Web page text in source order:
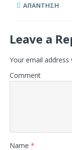
ΑΠΆΝΤΗΣΗ
Leave a
Your email address
Comment
Name *